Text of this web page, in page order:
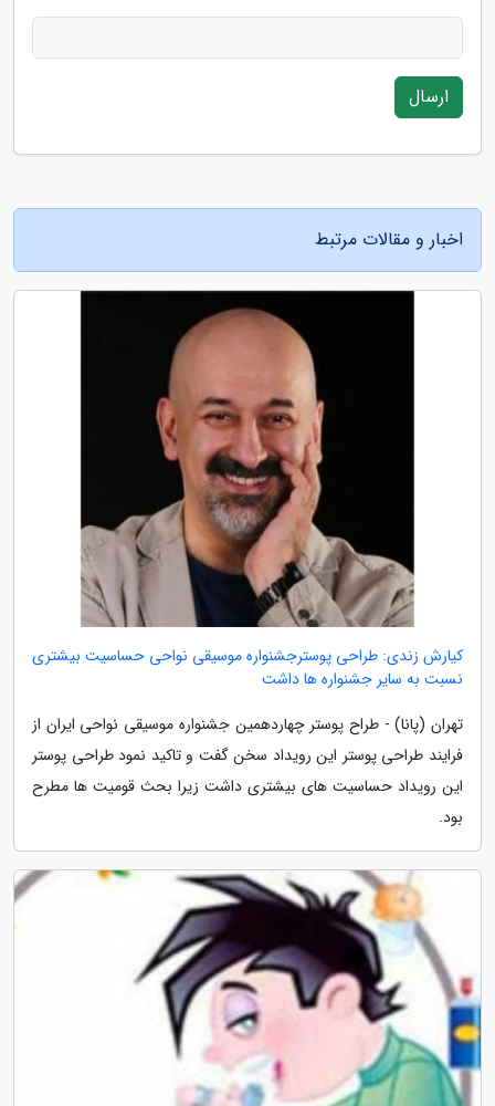
ارسال
اخبار و مقالات مرتبط
کیارش زندی: طراحی پوسترجشنواره موسیقی نواحی حساسیت بیشتری
نسبت به سایر جشنواره ها داشت
تهران (پانا) - طراح پوستر چهاردهمین جشنواره موسیقی نواحی ایران از
فرایند طراحی پوستر این رویداد سخن گفت و تاکید نمود طراحی پوستر
این رویداد حساسیت های بیشتری داشت زیرا بحث قومیت ها مطرح
بود.